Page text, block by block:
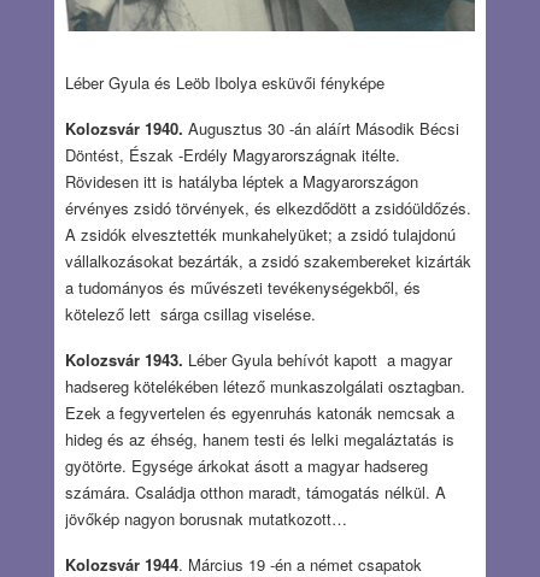
Léber Gyula és Leöb Ibolya esküvői fényképe
Kolozsvár 1940. Augusztus 30 -án aláírt Második Bécsi
Döntést, Észak -Erdély Magyarországnak itélte.
Rövidesen itt is hatályba léptek a Magyarországon
érvényes zsidó törvények, és elkezdődött a zsidóüldőzés.
A zsidók elvesztették munkahelyüket; a zsidó tulajdonú
vállalkozásokat bezárták, a zsidó szakembereket kizárták
a tudományos és művészeti tevékenységekből, és
kötelező lett sárga csillag viselése.
Kolozsvár 1943. Léber Gyula behívót kapott a magyar
hadsereg kötelékében létező munkaszolgálati osztagban.
Ezek a fegyvertelen és egyenruhás katonák nemcsak a
hideg és az éhség, hanem testi és lelki megaláztatás is
gyötörte. Egysége árkokat ásott a magyar hadsereg
számára. Családja otthon maradt, támogatás nélkül. A
jövőkép nagyon borusnak mutatkozott…
Kolozsvár 1944. Március 19 -én a német csapatok